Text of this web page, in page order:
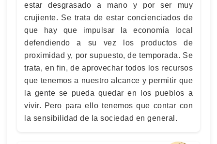
estar desgrasado a mano y por ser muy
crujiente. Se trata de estar concienciados de
que hay que impulsar la economía local
defendiendo a su vez los productos de
proximidad y, por supuesto, de temporada. Se
trata, en fin, de aprovechar todos los recursos
que tenemos a nuestro alcance y permitir que
la gente se pueda quedar en los pueblos a
vivir. Pero para ello tenemos que contar con
la sensibilidad de la sociedad en general.